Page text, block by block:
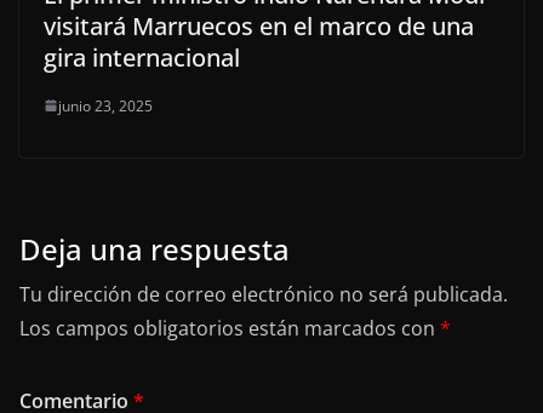
visitará Marruecos en el marco de una
gira internacional
junio 23, 2025
Deja una respuesta
Tu dirección de correo electrónico no será publicada.
Los campos obligatorios están marcados con *
Comentario *